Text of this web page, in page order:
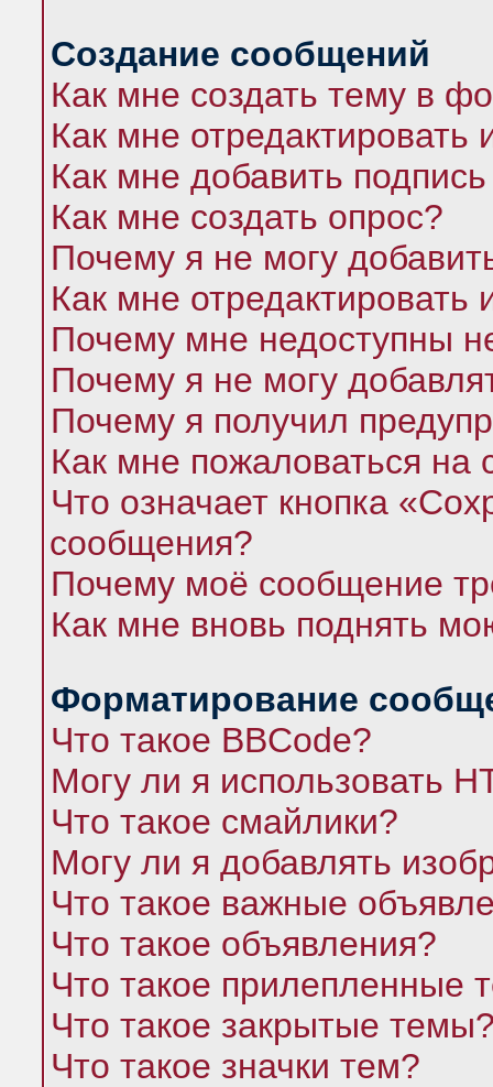
Создание сообщений
Как мне создать тему в
Как мне
Как мне добавить
Как мне создать опрос?
Почему я не могу
Как мне отредактировать
Почему мне недоступны
Почему я не могу
Почему я получил
Как мне пожаловаться
Что означает кнопка
сообщения?
Почему моё сообщение
Как мне вновь поднять
Форматирование
Что такое BBCode?
Могу ли я использовать
Что такое смайлики?
Могу ли я добавлять
Что такое важные
Что такое объявления?
Что такое прилепленные
Что такое закрытые
Что такое значки тем?